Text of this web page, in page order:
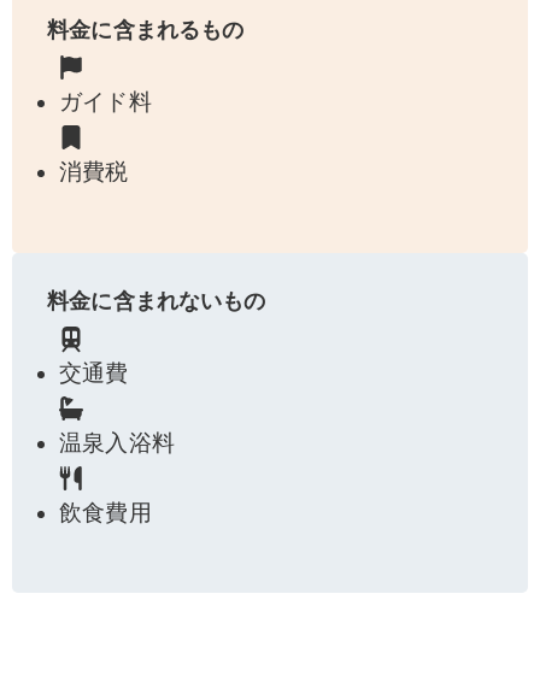
料金に含まれるもの
ガイド料
消費税
料金に含まれないもの
交通費
温泉入浴料
飲食費用